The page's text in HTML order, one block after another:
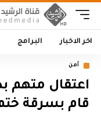
اخر الاخبار البرامج
أمن
اعتقال متهم
قام بسرقة